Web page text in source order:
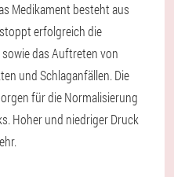
Medikament besteht aus
erfolgreich die
das Auftreten von
und Schlaganfällen. Die
für die Normalisierung
Hoher und niedriger Druck